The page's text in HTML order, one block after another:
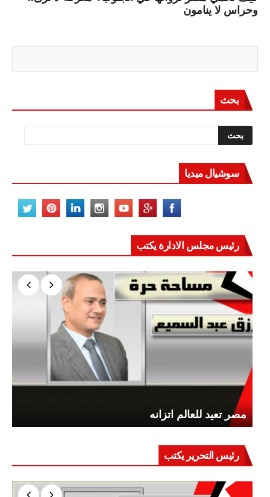
وحراس لا ينامون
بحث
سوشيال ميديا
رئيس مجلس الادارة يكتب
مصر تعيد للعالم اتزانه
رئيس التحرير يكتب